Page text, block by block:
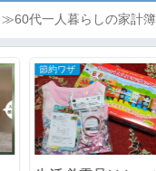
≫60代一人暮らしの家計